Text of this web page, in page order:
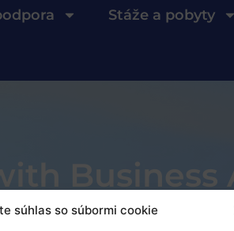
súhlas so súbormi cookie
Stáže a pobyty